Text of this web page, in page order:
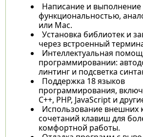
Написание и выполнение
функциональностью,
или Mac.
Установка библиотек и
через встроенный
Интеллектуальная
программировании:
линтинг и подсветка
Поддержка 18 языков
программирования,
C++, PHP, JavaScript и
Использование внешних
сочетаний клавиш для
комфортной работы.